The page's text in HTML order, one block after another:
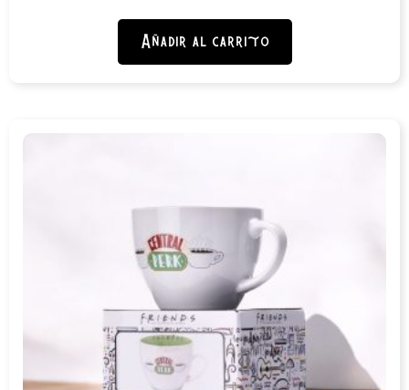
Añadir al carrito